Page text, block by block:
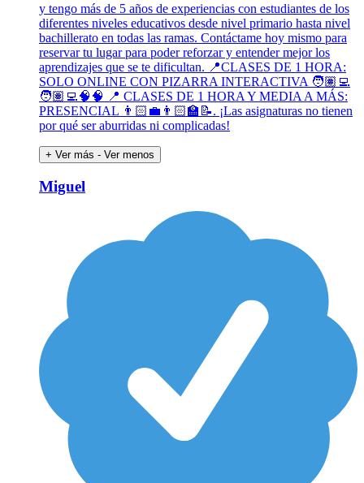
y tengo más de 5 años de experiencias con estudiantes de los
diferentes niveles educativos desde nivel primario hasta nivel
bachillerato en todas las ramas. Contáctame hoy mismo para
reservar tu lugar para poder reforzar y entender mejor los
aprendizajes que se te dificultan. 📍CLASES DE 1 HORA:
SOLO ONLINE CON PIZARRA INTERACTIVA 🧑🏽‍💻
🧑🏽‍💻🧠🧠 📍 CLASES DE 1 HORA Y MEDIA A MÁS:
PRESENCIAL 👨🏻‍💼👨🏻‍🏫📝. ¡Las asignaturas no tienen
por qué ser aburridas ni complicadas!
+ Ver más - Ver menos
Miguel